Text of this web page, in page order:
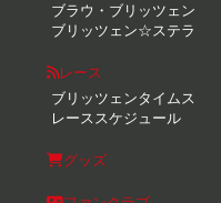
ブラウ・ブリッツェン
ブリッツェン☆ステラ
レース
ブリッツェンタイムス
レーススケジュール
グッズ